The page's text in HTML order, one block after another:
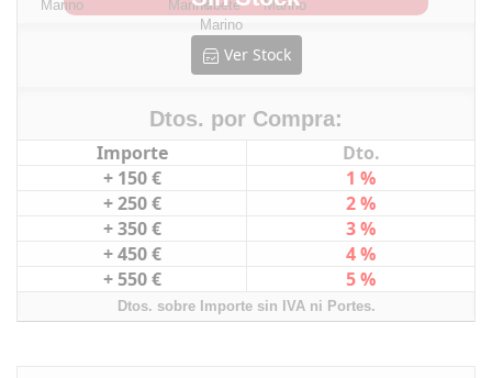
Ver Stock
Dtos. por Compra:
Importe
Dto.
+ 150 €
1 %
+ 250 €
2 %
+ 350 €
3 %
+ 450 €
4 %
+ 550 €
5 %
Dtos. sobre Importe sin IVA ni Portes.